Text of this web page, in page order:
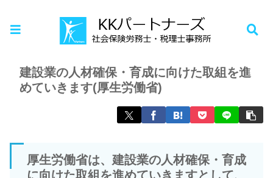
お知らせ
建設業の人材確保・育成に向けた取組を進
めていきます(厚生労働省)
厚生労働省は、建設業の人材確保・育成
に向けた取組を進めていきますとして、